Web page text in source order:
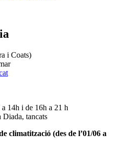
i Coats)
14h i de 16h a 21 h
Diada, tancats
climatització (des de l’01/06 a